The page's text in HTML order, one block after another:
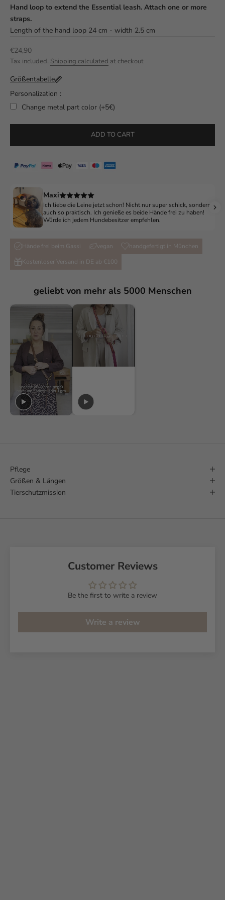
Hand loop to extend the Essential leash. Attach one or more
straps.
Length of the hand loop 24 cm - width 2.5 cm
Sale price
€24,90
Tax included. Shipping calculated at checkout
Größentabelle
Personalization :
Change metal part color (+5€)
to the price
ADD TO CART
Maxi
Ich liebe die Leine jetzt schon! Nicht nur super schick, sondern
auch so praktisch. Ich genieße es beide Hände frei zu haben!
Würde ich jedem Hundebesitzer empfehlen.
Hände frei beim Gassi vegan
handgefertigt in München
Kostenloser Versand in DE ab €100
geliebt von mehr als 5000 Menschen
Pflege
Größen & Längen
Tierschutzmission
Customer Reviews
Be the first to write a review
Write a review